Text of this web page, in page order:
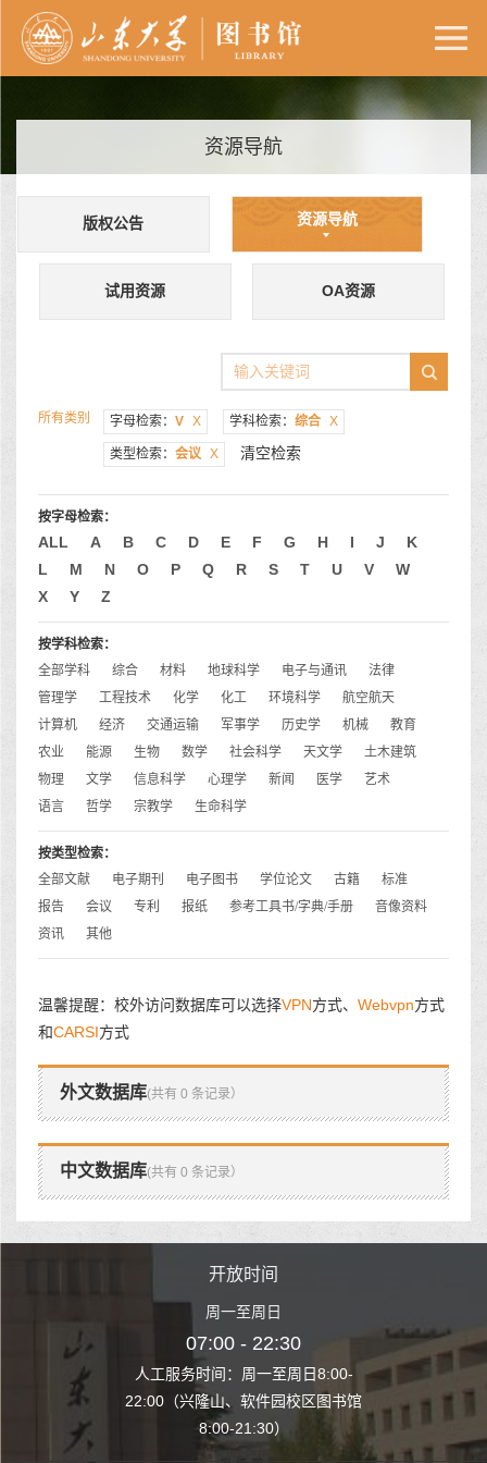
资源导航
版权公告 资源导航
试用资源 OA资源
所有类别 字母检索： V X 学科检索： 综合 X
类型检索： 会议 X 清空检索
按字母检索：
ALL A B C D E F G H I J
K
L
M N O P Q R S T U V
W
X
Y Z
按学科检索：
全部学科
综合 材料 地球科学 电子与通讯
法律
管理学
工程技术 化学 化工 环境科学
航空航天
计算机
经济 交通运输 军事学 历史学 机械
教育
农业
能源 生物 数学 社会科学 天文学
土木建筑
物理
文学 信息科学 心理学 新闻 医学
艺术
语言
哲学 宗教学 生命科学
按类型检索：
全部文献
电子期刊 电子图书 学位论文 古籍
标准
报告
会议 专利 报纸 参考工具书/字典/手册
音像资料
资讯
其他
温馨提醒：校外访问数据库可以选择VPN方式、 Webvpn方式
和CARSI方式
外文数据库(共有 0 条记录）
中文数据库(共有 0 条记录）
至周日8:00-
园校区图书馆
开放时间
周一至周日
07:00 - 22:30
人工服务时间：周一至周日8:00-
22:00（兴隆山、软件园校区图书馆
8:00-21:30）
人工服务时间
22:00（兴隆山